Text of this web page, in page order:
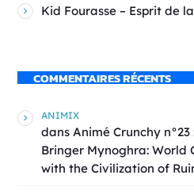
Kid Fourasse – Esprit de
COMMENTAIRES RÉCENTS
ANIMIX
dans Animé Crunchy
Bringer Mynoghra: World
with the Civilization of